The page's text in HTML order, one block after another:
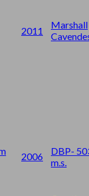
2011
Marshall
2006
DBP-
m.s.